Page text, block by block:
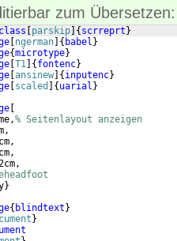
zum Übersetzen:
parskip { scrreprt }
ngerman { babel }
{microtype}
T1 { fontenc}
ansinew { inputenc}
scaled { uarial }
% Seitenlayout anzeigen
}
{ blindtext }
}